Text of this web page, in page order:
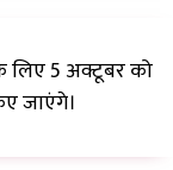
लिए 5 अक्टूबर को
जाएंगे।